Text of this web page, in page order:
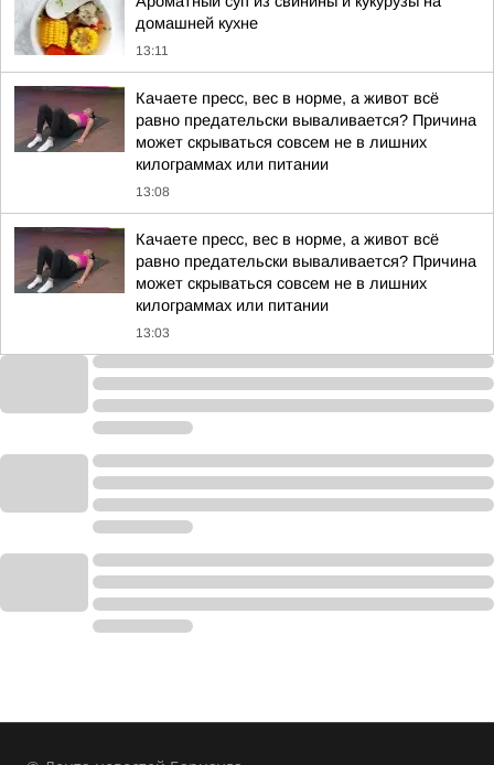
домашней кухне
13:11
Качаете пресс, вес в норме, а живот всё
равно предательски вываливается? Причина
может скрываться совсем не в лишних
килограммах или питании
13:08
Качаете пресс, вес в норме, а живот всё
равно предательски вываливается? Причина
может скрываться совсем не в лишних
килограммах или питании
13:03